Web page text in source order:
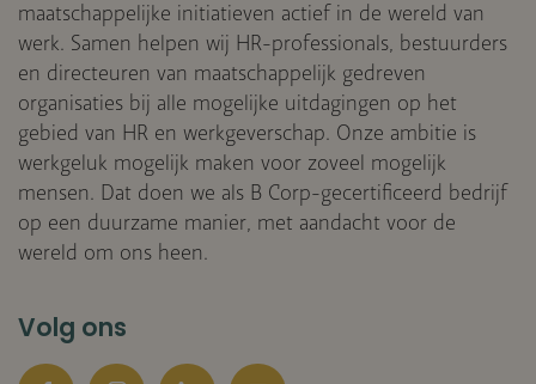
maatschappelijke initiatieven actief in de wereld van
werk. Samen helpen wij HR-professionals, bestuurders
en directeuren van maatschappelijk gedreven
organisaties bij alle mogelijke uitdagingen op het
gebied van HR en werkgeverschap. Onze ambitie is
werkgeluk mogelijk maken voor zoveel mogelijk
mensen. Dat doen we als B Corp-gecertificeerd bedrijf
op een duurzame manier, met aandacht voor de
wereld om ons heen.
Volg ons